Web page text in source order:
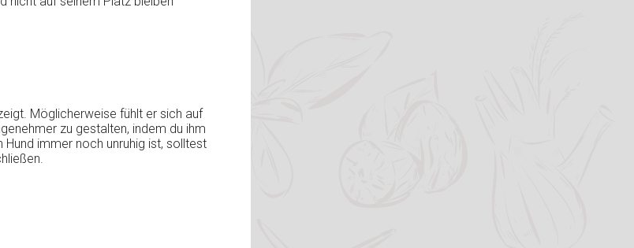
Möglicherweise fühlt er sich auf
zu gestalten, indem du ihm
immer noch unruhig ist, solltest